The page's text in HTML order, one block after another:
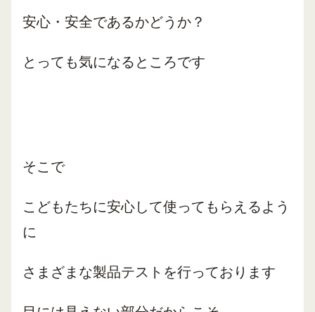
安心・安全であるかどうか？
とっても気になるところです
そこで
こどもたちに安心して使ってもらえるよう
に
さまざまな製品テストを行っております